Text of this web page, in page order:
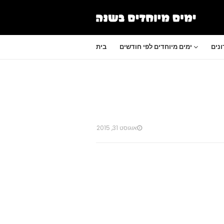
בית ימים מיוחדים לפי חודשים
אוגוסט 31, 2015